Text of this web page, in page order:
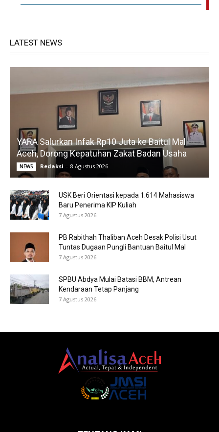
LATEST NEWS
YARA Salurkan Infak Rp10 Juta ke Baitul Mal
Aceh, Dorong Kepatuhan Zakat Badan Usaha
NEWS Redaksi - 8 Agustus 2026
USK Beri Orientasi kepada 1.614 Mahasiswa
Baru Penerima KIP Kuliah
7 Agustus 2026
PB Rabithah Thaliban Aceh Desak Polisi Usut
Tuntas Dugaan Pungli Bantuan Baitul Mal
7 Agustus 2026
SPBU Abdya Mulai Batasi BBM, Antrean
Kendaraan Tetap Panjang
7 Agustus 2026